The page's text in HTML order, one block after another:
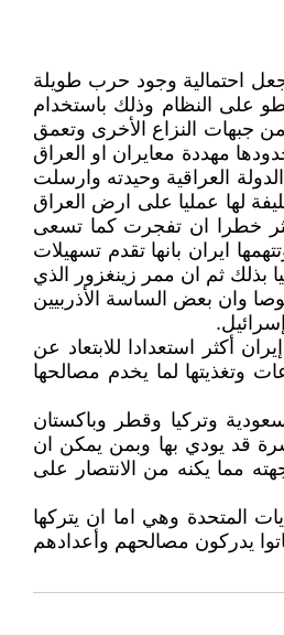
احتمالية وجود حرب طويلة
على النظام وذلك باستخدام
جبهات النزاع الأخرى وتعمق
مهددة معايران او العراق
العراقية وحيدته وارسلت
لها عمليا على ارض العراق
خطرا ان تفجرت كما تسعى
ايران بانها تقدم تسهيلات
بذلك ثم ان ممر زينغزور الذي
وان بعض الساسة الأذربيين
أكثر استعدادا للابتعاد عن
وتغذيتها لما يخدم مصالحها
وتركيا وقطر وباكستان
قد يودي بها وبمن يمكن ان
مما يكنه من الانتصار على
المتحدة وهي اما ان يتركها
يدركون مصالحهم وأعدادهم